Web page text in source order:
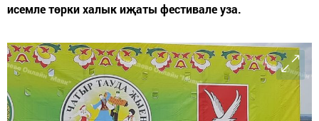
исемле төрки халык иҗаты фестивале уза.